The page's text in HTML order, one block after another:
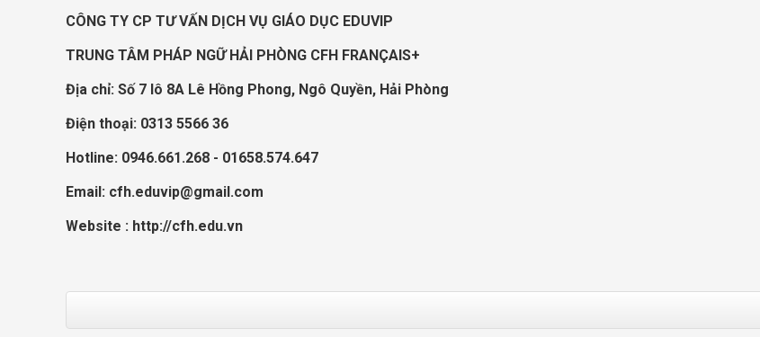
CÔNG TY CP TƯ VẤN DỊCH VỤ GIÁO DỤC EDUVIP
TRUNG TÂM PHÁP NGỮ HẢI PHÒNG CFH FRANÇAIS+
Địa chỉ: Số 7 lô 8A Lê Hồng Phong, Ngô Quyền, Hải Phòng
Điện thoại: 0313 5566 36
Hotline: 0946.661.268 - 01658.574.647
Email: cfh.eduvip@gmail.com
Website : http://cfh.edu.vn